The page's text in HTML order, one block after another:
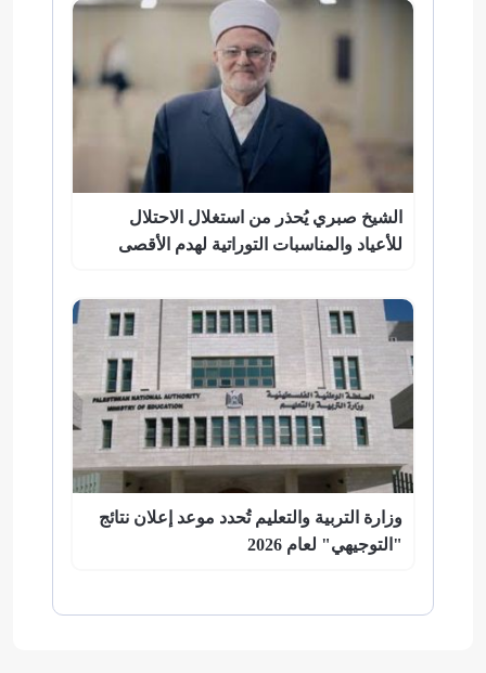
الشيخ صبري يُحذر من استغلال الاحتلال
للأعياد والمناسبات التوراتية لهدم الأقصى
وزارة التربية والتعليم تُحدد موعد إعلان نتائج
"التوجيهي" لعام 2026